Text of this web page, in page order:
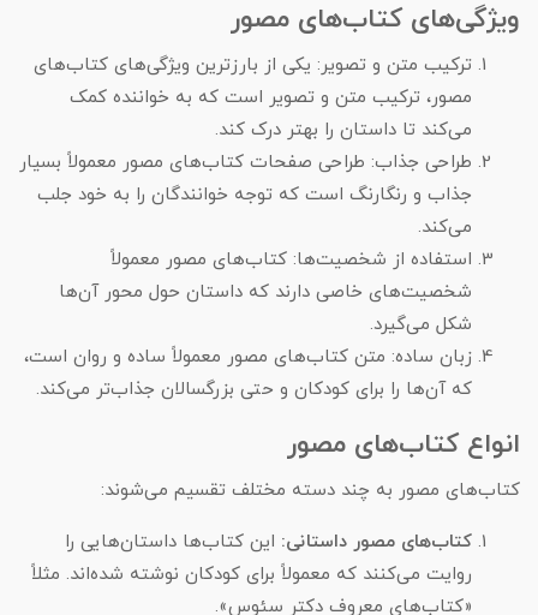
ویژگی‌های کتاب‌های مصور
ترکیب متن و تصویر: یکی از بارزترین ویژگی‌های کتاب‌های
مصور، ترکیب متن و تصویر است که به خواننده کمک
می‌کند تا داستان را بهتر درک کند.
طراحی جذاب: طراحی صفحات کتاب‌های مصور معمولاً بسیار
جذاب و رنگارنگ است که توجه خوانندگان را به خود جلب
می‌کند.
استفاده از شخصیت‌ها: کتاب‌های مصور معمولاً
شخصیت‌های خاصی دارند که داستان حول محور آن‌ها
شکل می‌گیرد.
زبان ساده: متن کتاب‌های مصور معمولاً ساده و روان است،
که آن‌ها را برای کودکان و حتی بزرگسالان جذاب‌تر می‌کند.
انواع کتاب‌های مصور
کتاب‌های مصور به چند دسته مختلف تقسیم می‌شوند:
کتاب‌های مصور داستانی: این کتاب‌ها داستان‌هایی را
روایت می‌کنند که معمولاً برای کودکان نوشته شده‌اند. مثلاً
«کتاب‌های معروف دکتر سئوس».